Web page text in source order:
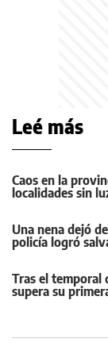
Leé más
Caos en la
localidades sin
Una nena dejó
policía logró
Tras el temporal
supera su